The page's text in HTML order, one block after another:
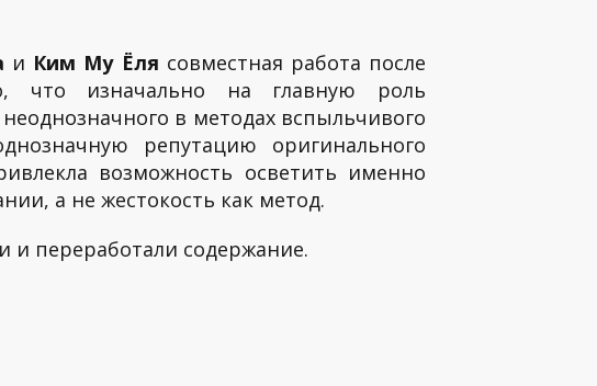
и Ким Му Ёля совместная работа после
что изначально на главную роль
в методах вспыльчивого
репутацию оригинального
возможность осветить именно
а не жестокость как метод.
и переработали содержание.